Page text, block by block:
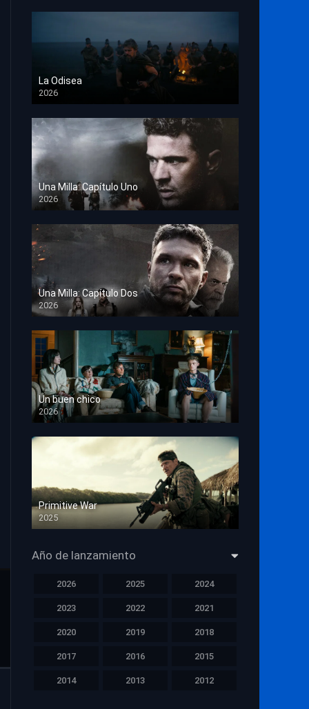
La Odisea
2026
TS Screener
Una Milla: Capítulo Uno
2026
HD 1080p
Una Milla: Capítulo Dos
2026
HD 1080p
Un buen chico
2026
HD 1080p
Primitive War
2025
HD 1080p
Año de lanzamiento
2026 2025 2024
2023 2022 2021
2020 2019 2018
2017 2016 2015
2014 2013 2012